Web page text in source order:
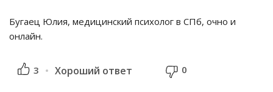
Бугаец Юлия, медицинский психолог в СПб, очно и
онлайн.
3 Хороший ответ 0